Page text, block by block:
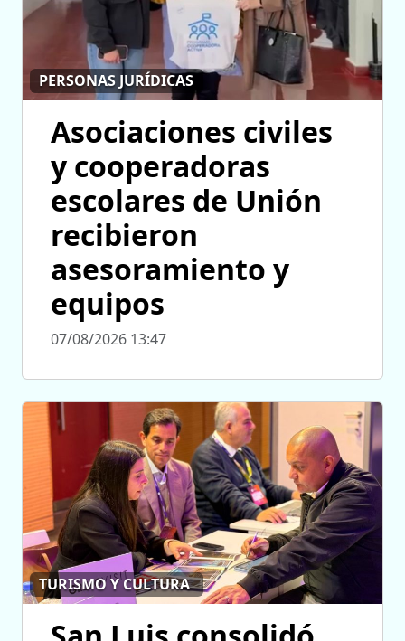
PERSONAS JURÍDICAS
Asociaciones civiles
y cooperadoras
escolares de Unión
recibieron
asesoramiento y
equipos
07/08/2026 13:47
TURISMO Y CULTURA